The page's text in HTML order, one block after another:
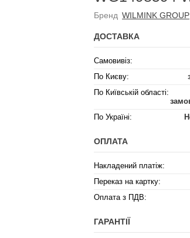
Бренд WILMINK GROUP
ДОСТАВКА
Самовивіз:
По Києву:
По Київській області:
По Україні:
ОПЛАТА
Накладений платіж:
Переказ на картку:
Оплата з ПДВ:
ГАРАНТІЇ